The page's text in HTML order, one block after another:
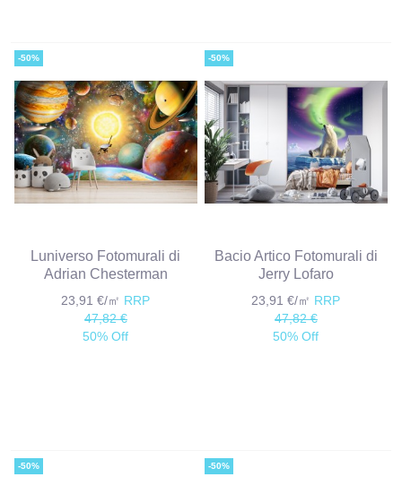
-50%
Luniverso Fotomurali di
Adrian Chesterman
23,91 €/㎡ RRP
47,82 €
50% Off
-50%
Bacio Artico Fotomurali di
Jerry Lofaro
23,91 €/㎡ RRP
47,82 €
50% Off
-50% -50%